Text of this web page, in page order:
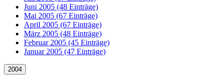
Juni 2005 (48 Einträge)
Mai 2005 (67 Einträge)
April 2005 (67 Einträge)
März 2005 (48 Einträge)
Februar 2005 (45 Einträge)
Januar 2005 (47 Einträge)
2004